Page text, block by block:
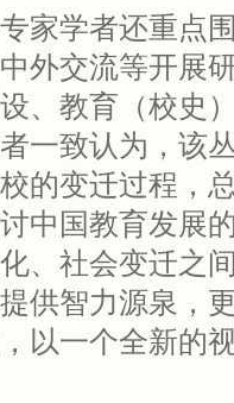
家学者还重点
外交流等开展
、教育（校史
一致认为，该
的变迁过程，
中国教育发展
、社会变迁之
供智力源泉，
以一个全新的